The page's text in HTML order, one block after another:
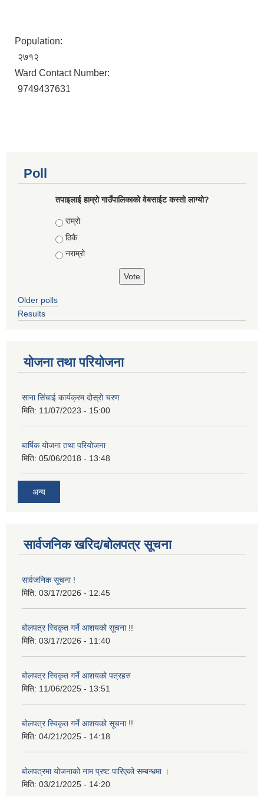
Population:
२७१२
Ward Contact Number:
9749437631
Poll
तपाइलाई हाम्रो गाउँपालिकाको वेबसाईट कस्तो लाग्यो?
Choices
राम्रो
ठिकै
नराम्रो
Older polls
Results
योजना तथा परियोजना
साना सिंचाई कार्यक्रम दोस्रो चरण
मिति: 11/07/2023 - 15:00
बार्षिक योजना तथा परियोजना
मिति: 05/06/2018 - 13:48
अन्य
सार्वजनिक खरिद/बोलपत्र सूचना
सार्वजनिक सूचना !
मिति: 03/17/2026 - 12:45
बोलपत्र स्विकृत गर्ने आशयको सूचना !!
मिति: 03/17/2026 - 11:40
बोलपत्र स्विकृत गर्ने आशयको पत्रहरु
मिति: 11/06/2025 - 13:51
बोलपत्र स्विकृत गर्ने आशयको सूचना !!
मिति: 04/21/2025 - 14:18
बोलपत्रमा योजनाको नाम प्रष्ट पारिएको सम्बन्धमा ।
मिति: 03/21/2025 - 14:20